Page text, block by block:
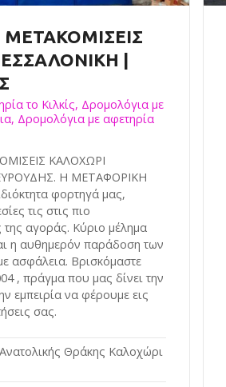
|
το Κιλκίς, Δρομολόγια με
Δρομολόγια με αφετηρία
ΚΑΛΟΧΩΡΙ
Η ΜΕΤΑΦΟΡΙΚΗ
φορτηγά μας,
τις στις πιο
της αγοράς. Κύριο μέλημα
η αυθημερόν παράδοση των
ασφάλεια. Βρισκόμαστε
, πράγμα που μας δίνει την
εμπειρία να φέρουμε εις
σας.
Θράκης Καλοχώρι